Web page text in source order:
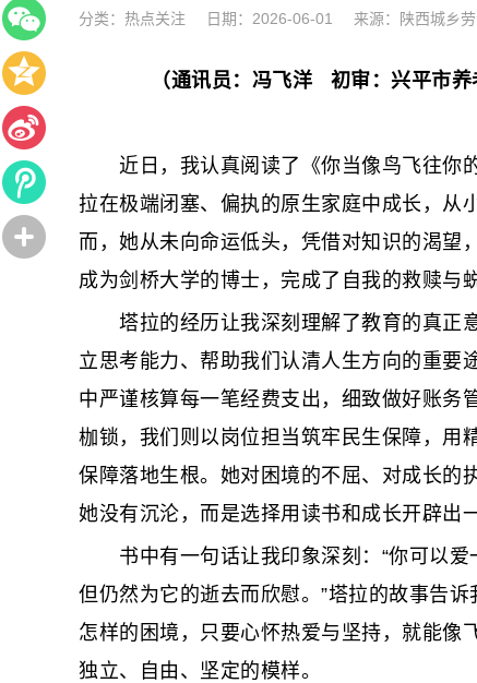
分类： 热点关注 日期：2026-06-01 来源：陕西城乡
（通讯员：冯飞洋 初审：兴平市
近日，我认真阅读了《你当像鸟飞往你
拉在极端闭塞、偏执的原生家庭中成长，从
而，她从未向命运低头，凭借对知识的渴望
成为剑桥大学的博士，完成了自我的救赎与蜕
塔拉的经历让我深刻理解了教育的真正
立思考能力、帮助我们认清人生方向的重要
中严谨核算每一笔经费支出，细致做好账务
枷锁，我们则以岗位担当筑牢民生保障，用
保障落地生根。她对困境的不屈、对成长的
她没有沉沦，而是选择用读书和成长开辟出
书中有一句话让我印象深刻：“你可以爱
但仍然为它的逝去而欣慰。”塔拉的故事告
怎样的困境，只要心怀热爱与坚持，就能像
独立、自由、坚定的模样。